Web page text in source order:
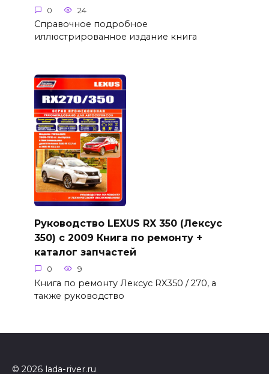
0 24
Справочное подробное
иллюстрированное издание книга
Руководство LEXUS RX 350 (Лексус
350) c 2009 Книга по ремонту +
каталог запчастей
0 9
Книга по ремонту Лексус RX350 / 270, а
также руководство
© 2026 lada-river.ru